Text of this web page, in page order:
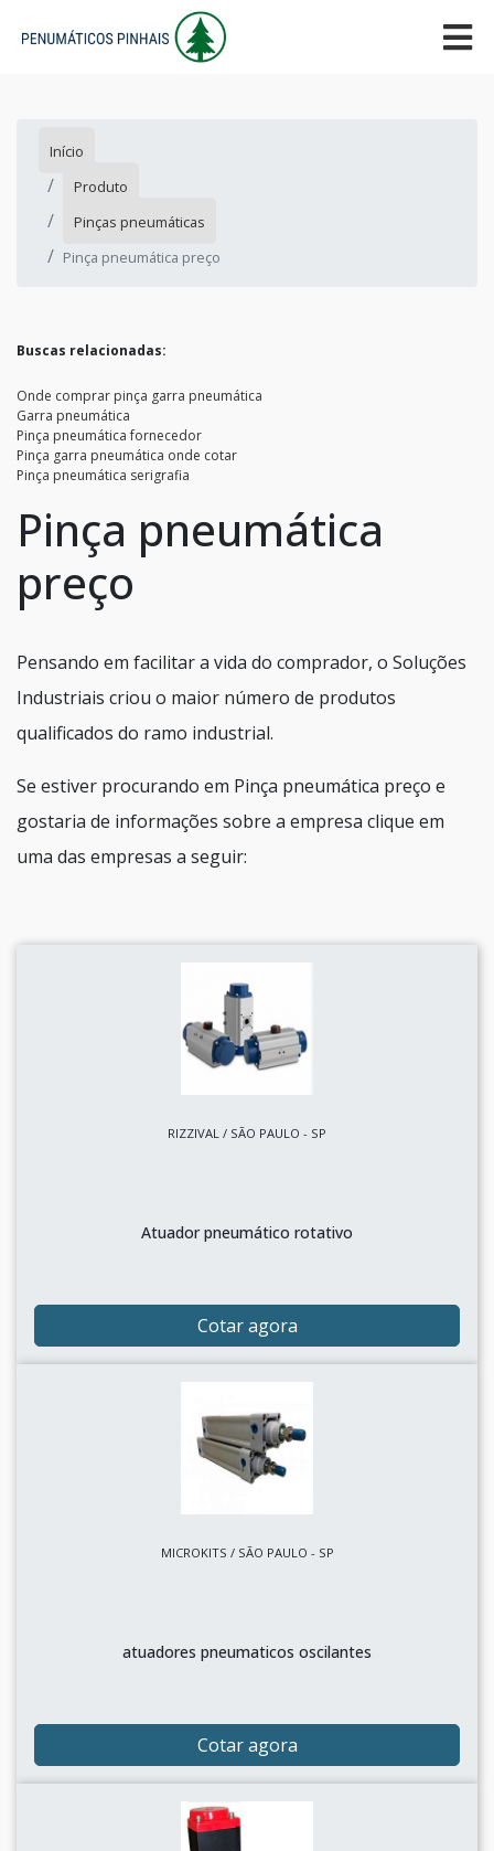
Início
Produto
Pinças pneumáticas
Pinça pneumática preço
Buscas relacionadas:
Onde comprar pinça garra pneumática
Garra pneumática
Pinça pneumática fornecedor
Pinça garra pneumática onde cotar
Pinça pneumática serigrafia
Pinça pneumática
preço
Pensando em facilitar a vida do comprador, o Soluções
Industriais criou o maior número de produtos
qualificados do ramo industrial.
Se estiver procurando em Pinça pneumática preço e
gostaria de informações sobre a empresa clique em
uma das empresas a seguir:
RIZZIVAL / SÃO PAULO - SP
Atuador pneumático rotativo
Cotar agora
MICROKITS / SÃO PAULO - SP
atuadores pneumaticos oscilantes
Cotar agora